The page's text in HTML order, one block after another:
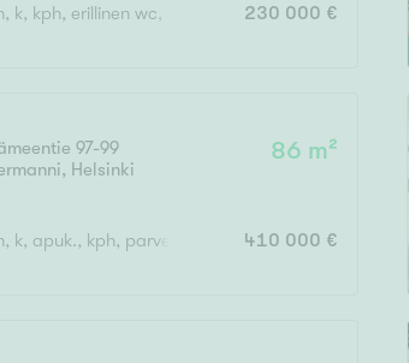
k, kph, erillinen wc, 2 x vh, lasitettu parveke
230 000 €
97-99
, Helsinki
86 m²
k, apuk., kph, parveke 410 000 €